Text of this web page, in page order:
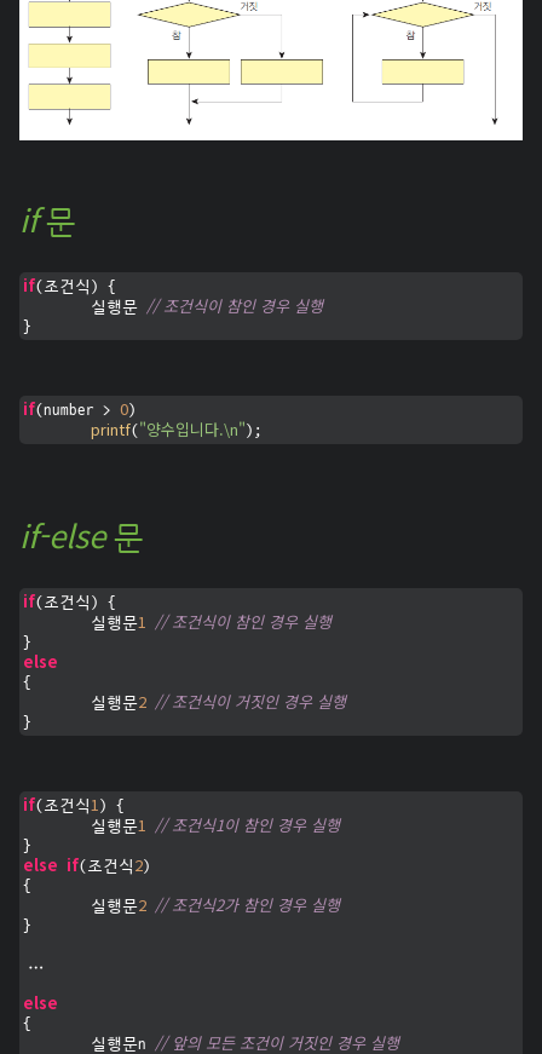
if 문
if(조건식) {
	실행문
// 조건식이 참인 경우 실행
}
if(number > 0)
printf("양수입니다.\n");
if-else 문
if(조건식) {
	실행문
1 // 조건식이 참인 경우 실행
else
{
	실행문
2 // 조건식이 거짓인 경우 실행
}
if(조건식 1 ) {
	실행문
1 // 조건식1이 참인 경우 실행
else if(조건식 2)
{
	실행문
2 // 조건식2가 참인 경우 실행
}
...
else
{
	실행문n
// 앞의 모든 조건이 거짓인 경우 실행